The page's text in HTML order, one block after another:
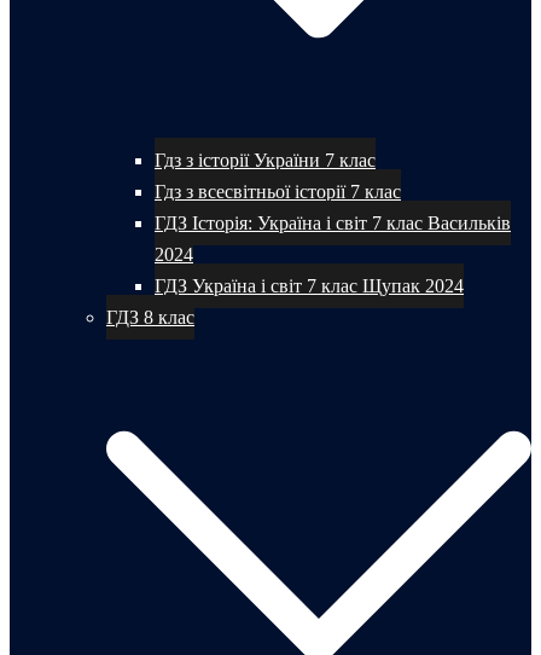
Гдз з історії України 7 клас
Гдз з всесвітньої історії 7 клас
ГДЗ Історія: Україна і світ 7 клас Васильків
2024
ГДЗ Україна і світ 7 клас Щупак 2024
ГДЗ 8 клас